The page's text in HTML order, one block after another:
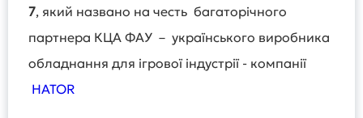
7, який названо на честь багаторічного
партнера КЦА ФАУ – українського виробника
обладнання для ігрової індустрії - компанії
HATOR